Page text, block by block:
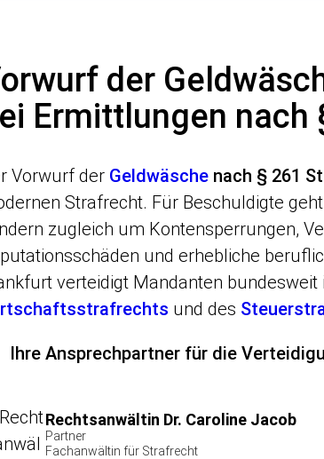
der
Ermittlungen nach
Vorwurf der Geldwäsche nach § 261
Strafrecht. Für Beschuldigte
zugleich um Kontensperrungen,
und erhebliche
verteidigt Mandanten bundesweit
und des
Ihre Ansprechpartner für die
Rechtsanwältin Dr. Caroline Jacob
Partner
Fachanwältin für Strafrecht